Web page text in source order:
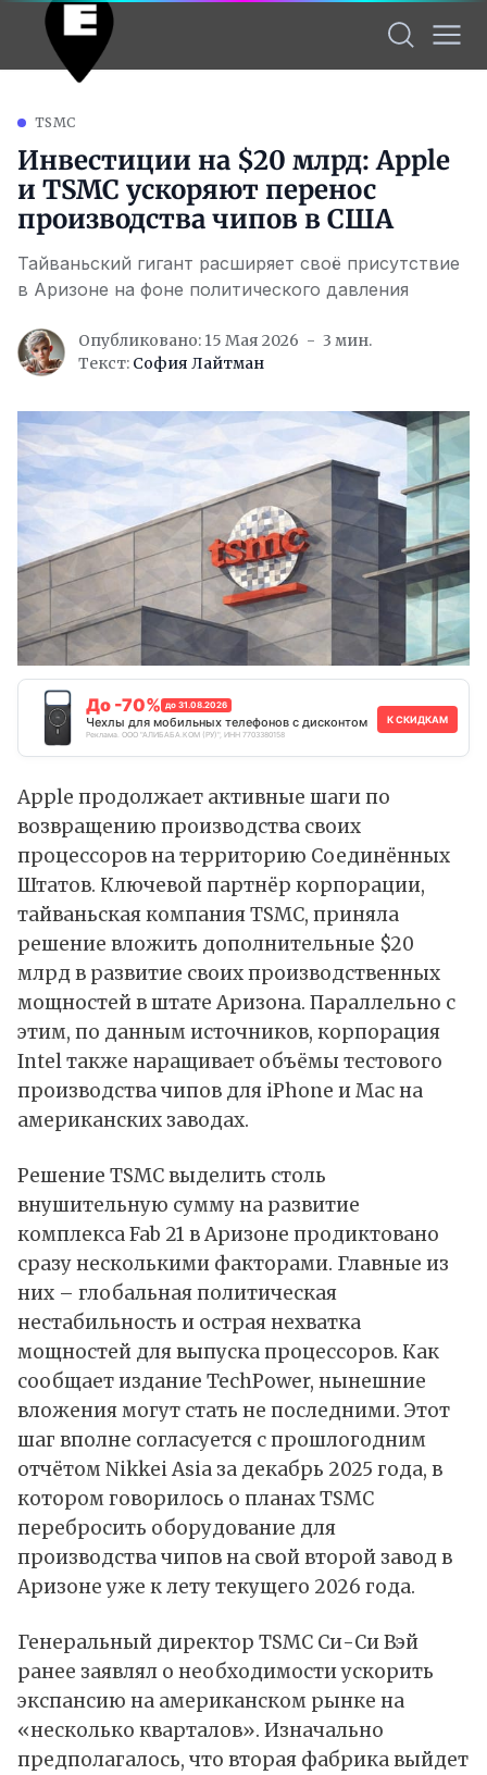
TSMC
Инвестиции на $20 млрд: Apple
и TSMC ускоряют перенос
производства чипов в США
Тайваньский гигант расширяет своё присутствие
в Аризоне на фоне политического давления
Опубликовано: 15 Мая 2026
3 мин.
Текст: София Лайтман
До -70% до 31.08.2026
Чехлы для мобильных телефонов с дисконтом
Реклама. ООО "АЛИБАБА.КОМ (РУ)", ИНН 7703380158
К СКИДКАМ
Apple продолжает активные шаги по
возвращению производства своих
процессоров на территорию Соединённых
Штатов. Ключевой партнёр корпорации,
тайваньская компания TSMC, приняла
решение вложить дополнительные $20
млрд в развитие своих производственных
мощностей в штате Аризона. Параллельно с
этим, по данным источников, корпорация
Intel также наращивает объёмы тестового
производства чипов для iPhone и Mac на
американских заводах.
Решение TSMC выделить столь
внушительную сумму на развитие
комплекса Fab 21 в Аризоне продиктовано
сразу несколькими факторами. Главные из
них – глобальная политическая
нестабильность и острая нехватка
мощностей для выпуска процессоров. Как
сообщаетиздание TechPower, нынешние
вложения могут стать не последними. Этот
шаг вполне согласуется с прошлогодним
отчётом Nikkei Asia за декабрь 2025 года, в
котором говорилось о планах TSMC
перебросить оборудование для
производства чипов на свой второй завод в
Аризоне уже к лету текущего 2026 года.
Генеральный директор TSMC Си-Си Вэй
ранее заявлял о необходимости ускорить
экспансию на американском рынке на
«несколько кварталов». Изначально
предполагалось, что вторая фабрика выйдет